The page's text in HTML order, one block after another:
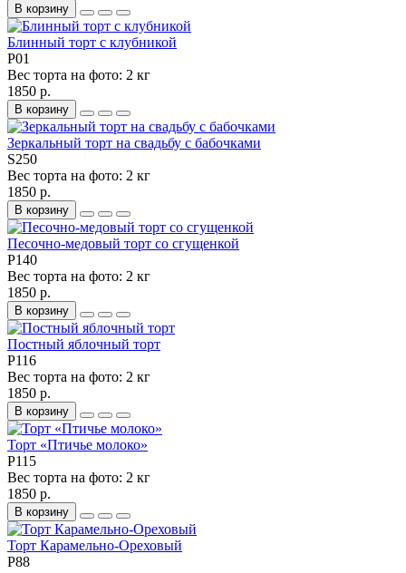
В корзину
Блинный торт с клубникой
P01
Вес торта на фото: 2 кг
1850 р.
В корзину
Зеркальный торт на свадьбу с бабочками
S250
Вес торта на фото: 2 кг
1850 р.
В корзину
Песочно-медовый торт со сгущенкой
P140
Вес торта на фото: 2 кг
1850 р.
В корзину
Постный яблочный торт
P116
Вес торта на фото: 2 кг
1850 р.
В корзину
Торт «Птичье молоко»
P115
Вес торта на фото: 2 кг
1850 р.
В корзину
Торт Карамельно-Ореховый
P88